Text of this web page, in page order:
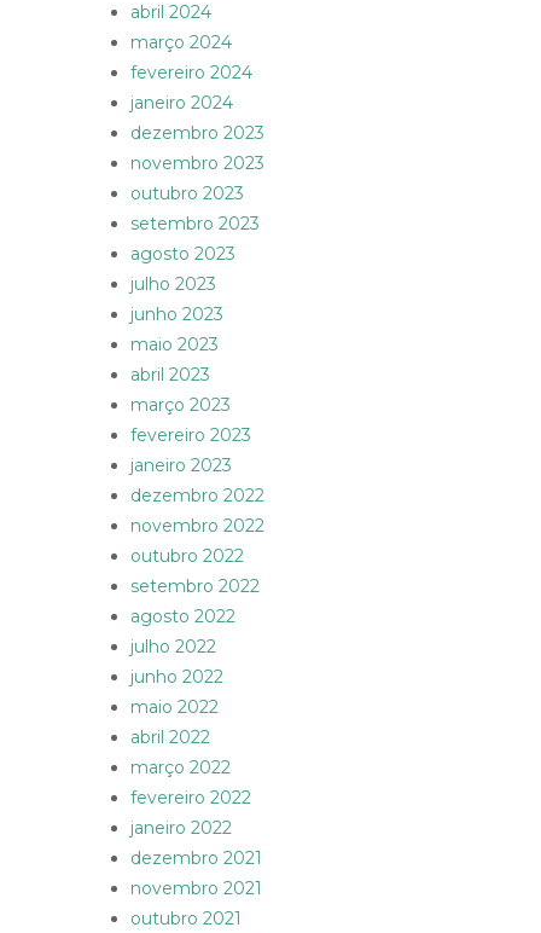
abril 2024
março 2024
fevereiro 2024
janeiro 2024
dezembro 2023
novembro 2023
outubro 2023
setembro 2023
agosto 2023
julho 2023
junho 2023
maio 2023
abril 2023
março 2023
fevereiro 2023
janeiro 2023
dezembro 2022
novembro 2022
outubro 2022
setembro 2022
agosto 2022
julho 2022
junho 2022
maio 2022
abril 2022
março 2022
fevereiro 2022
janeiro 2022
dezembro 2021
novembro 2021
outubro 2021